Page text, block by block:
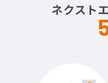
ネクスト